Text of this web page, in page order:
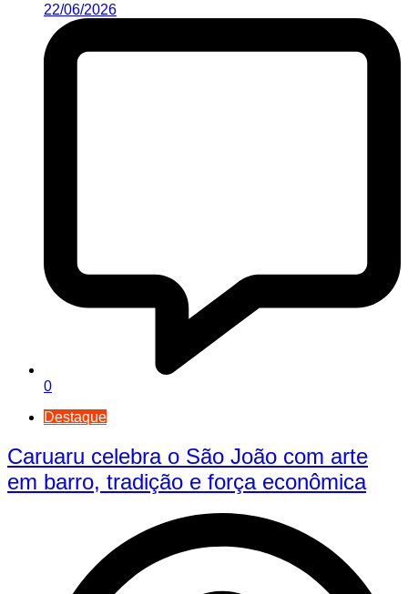
22/06/2026
0
Destaque
Caruaru celebra o São João com arte
em barro, tradição e força econômica